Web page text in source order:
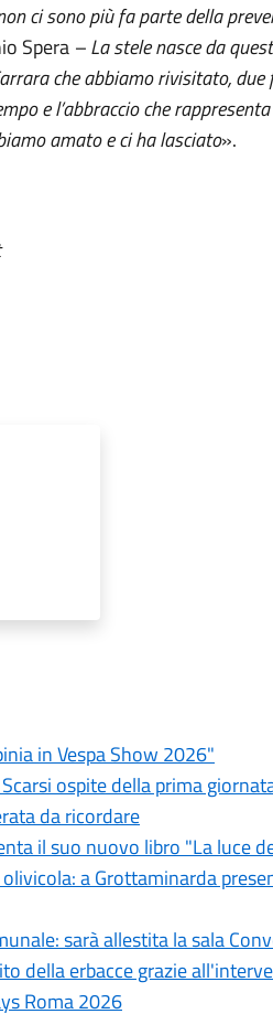
ci sono più fa parte della
Spera– La stele nasce da
che abbiamo rivisitato,
e l’abbraccio che
amato e ci ha lasciato».
in Vespa Show 2026"
ospite della prima
da ricordare
il suo nuovo libro "La luce
a Grottaminarda
sarà allestita la sala
della erbacce grazie
Roma 2026